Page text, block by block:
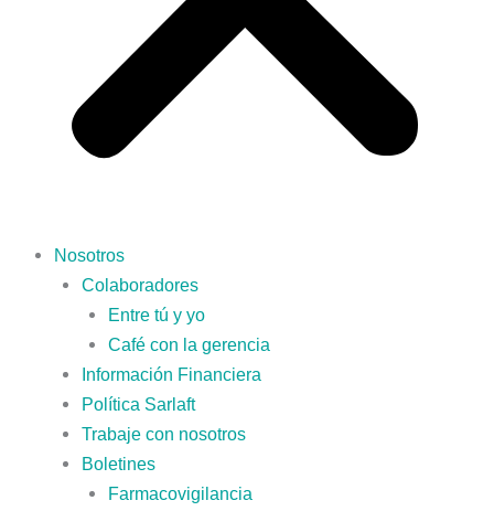
Nosotros
Colaboradores
Entre tú y yo
Café con la gerencia
Información Financiera
Política Sarlaft
Trabaje con nosotros
Boletines
Farmacovigilancia